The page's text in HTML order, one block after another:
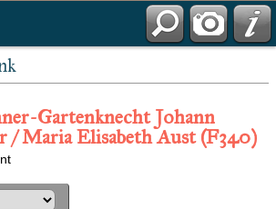
Gartenknecht Johann
/ Maria Elisabeth Aust (F340)